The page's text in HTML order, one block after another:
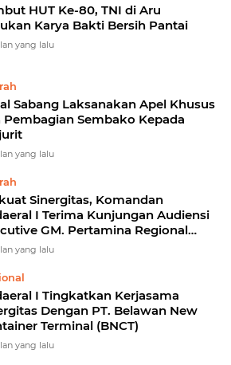
HUT Ke-80, TNI di Aru
Karya Bakti Bersih Pantai
yang lalu
Sabang Laksanakan Apel Khusus
Pembagian Sembako Kepada
yang lalu
Sinergitas, Komandan
I Terima Kunjungan Audiensi
GM. Pertamina Regional
yang lalu
I Tingkatkan Kerjasama
Dengan PT. Belawan New
Terminal (BNCT)
yang lalu